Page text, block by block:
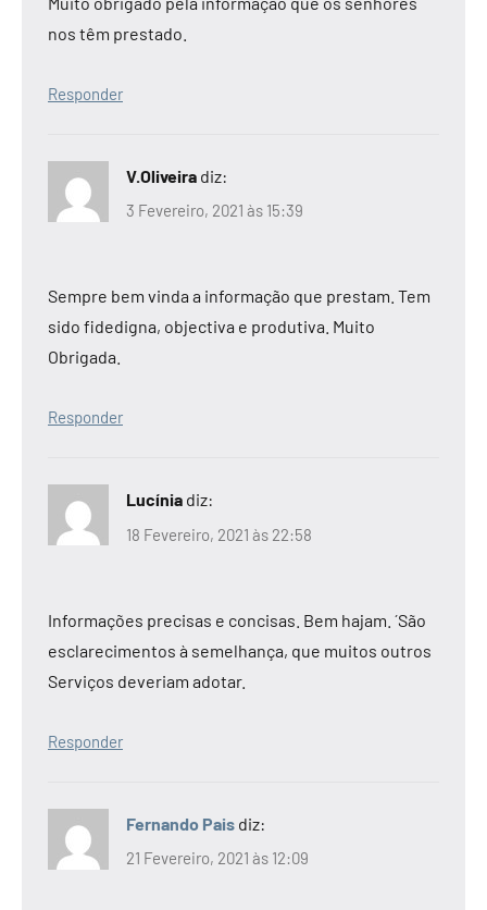
nos têm prestado.
Responder
V.Oliveira diz:
3 Fevereiro, 2021 às 15:39
Sempre bem vinda a informação que prestam. Tem
sido fidedigna, objectiva e produtiva. Muito
Obrigada.
Responder
Lucínia diz:
18 Fevereiro, 2021 às 22:58
Informações precisas e concisas. Bem hajam. ´São
esclarecimentos à semelhança, que muitos outros
Serviços deveriam adotar.
Responder
Fernando Pais diz:
21 Fevereiro, 2021 às 12:09